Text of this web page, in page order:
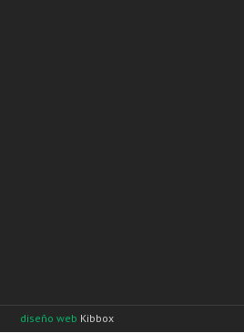
diseño web Kibbox